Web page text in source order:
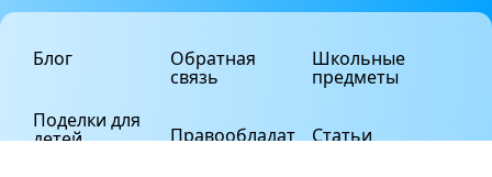
Блог
Поделки для
детей
Обратная
связь
Правообладат
Школьные
предметы
Статьи